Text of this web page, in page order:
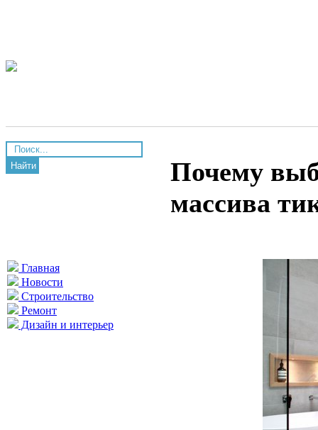
Найти
Главная
Новости
Строительство
Ремонт
Дизайн и интерьер
Почему
массива